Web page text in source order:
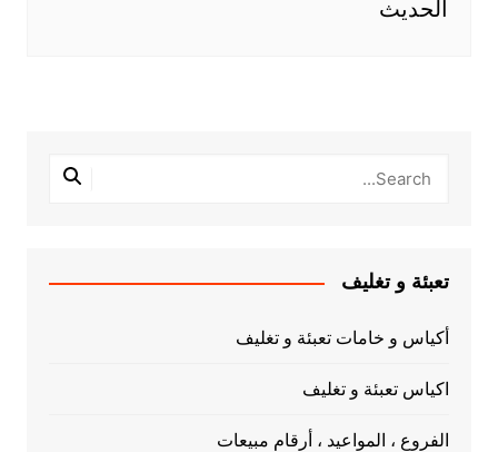
الحديث
تعبئة و تغليف
أكياس و خامات تعبئة و تغليف
اكياس تعبئة و تغليف
الفروع ، المواعيد ، أرقام مبيعات